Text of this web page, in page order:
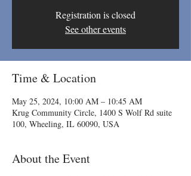
Registration is closed
See other events
Time & Location
May 25, 2024, 10:00 AM – 10:45 AM
Krug Community Circle, 1400 S Wolf Rd suite
100, Wheeling, IL 60090, USA
About the Event